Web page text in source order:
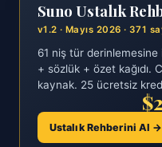
Suno Ustalık
v1.2 · Mayıs 2026 · 371
61 niş tür
+ sözlük + özet kağıdı.
kaynak. 25 ücretsiz
Ustalık Rehberini Al →